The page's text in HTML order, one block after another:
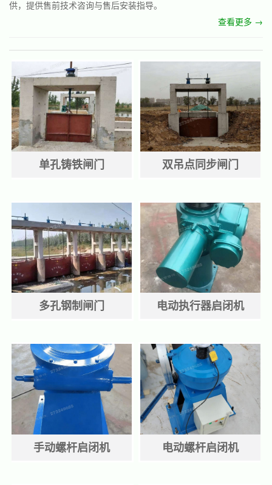
供，提供售前技术咨询与售后安装指导。
查看更多 →
单孔铸铁闸门 双吊点同步闸门
多孔钢制闸门 电动执行器启闭机
手动螺杆启闭机 电动螺杆启闭机